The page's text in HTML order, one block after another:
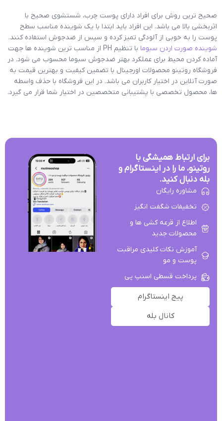
صحیح ترین روش برای افراد دارای پوست چرب، شستشوی صحیح با
اثربخشی بالا می باشد. این افراد باید ابتدا با یک شوینده مناسب سطح
پوست را به خوبی از آلودگی تمیز کرده و سپس از ضدجوش استفاده کنند.
شوینده صورت اردن سبوما
با تنظیم PH از مناسب ترین شوینده ها جهت
آماده کردن محیط برای عملکرد بهتر ضدجوش سبوما محسوب می شود. در
فروشگاه روتینو محصولات اورجینال با تضمین کیفیت و بهترین قیمت به
صورت آنلاین در اختیار کاربران می باشد. در این فروشگاه با حذف واسطه
ها، محصول تخصصی با پشتیبانی متخصصین در اختیار شما قرار می گیرد.
برای ارتباط همیشگی با
روتینو، ما را در اینستاگرام و
بله دنبال کنید.
مشاوره رایگان
تخفیفات شگفت انگیز
اطلاع از قرعه کشی ها و
محصولات جدید
آموزش نکات کلیدی مراقبت
پوست و مو
پرداخت قسطی اسنپ پی
پیج اینستاگرام
کانال بله